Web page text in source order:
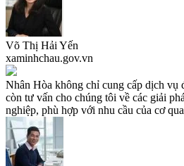
Võ Thị Hải Yến
xaminhchau.gov.vn
Nhân Hòa không chỉ cung cấp dịch vụ
còn tư vấn cho chúng tôi về các giải
nghiệp, phù hợp với nhu cầu của cơ